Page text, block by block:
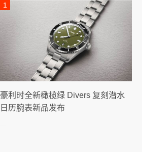
豪利时全新橄榄绿 Divers 复刻潜水
日历腕表新品发布